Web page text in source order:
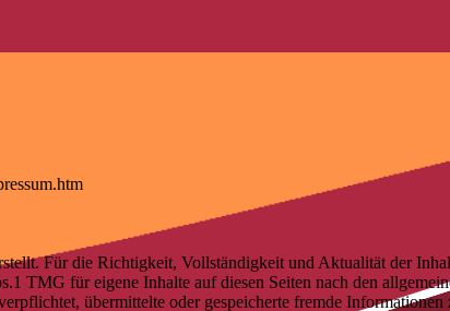
Für die Richtigkeit, Vollständigkeit und Aktualität der
TMG für eigene Inhalte auf diesen Seiten nach den
übermittelte oder gespeicherte fremde Informationen